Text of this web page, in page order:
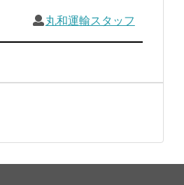
丸和運輸スタッフ